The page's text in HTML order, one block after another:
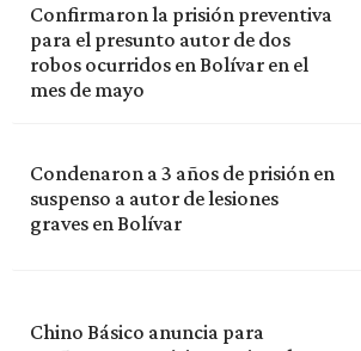
Confirmaron la prisión preventiva
para el presunto autor de dos
robos ocurridos en Bolívar en el
mes de mayo
Condenaron a 3 años de prisión en
suspenso a autor de lesiones
graves en Bolívar
Chino Básico anuncia para